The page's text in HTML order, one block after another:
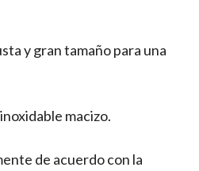
y gran tamaño para una
macizo.
de acuerdo con la